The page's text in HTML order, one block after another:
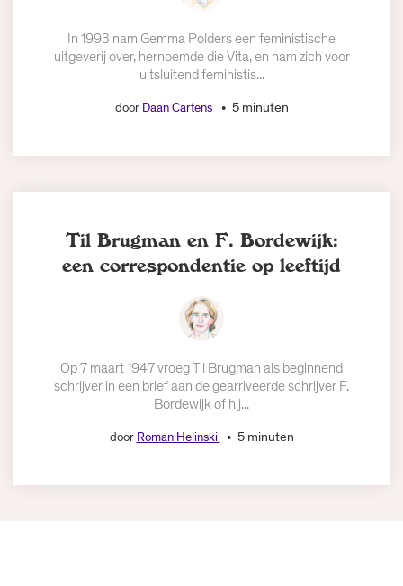
In 1993 nam Gemma Polders een feministische
uitgeverij over, hernoemde die Vita, en nam zich voor
uitsluitend feministis...
door Daan Cartens 5 minuten
Til Brugman en F. Bordewijk:
een correspondentie op leeftijd
Op 7 maart 1947 vroeg Til Brugman als beginnend
schrijver in een brief aan de gearriveerde schrijver F.
Bordewijk of hij...
door Roman Helinski 5 minuten